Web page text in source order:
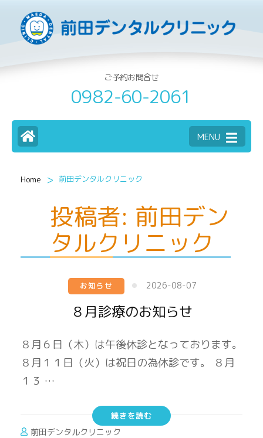
ご予約お問合せ
0982-60-2061
MENU
Home > 前田デンタルクリニック
投稿者: 前田デン
タルクリニック
お知らせ 2026-08-07
８月診療のお知らせ
８月６日（木）は午後休診となっております。
８月１１日（火）は祝日の為休診です。 ８月
１３ …
続きを読む
前田デンタルクリニック